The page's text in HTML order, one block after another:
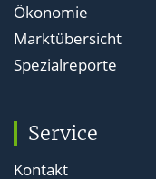
Ökonomie
Marktübersicht
Spezialreporte
Service
Kontakt